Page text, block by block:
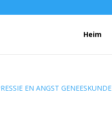
Heim
EN ANGST GENEESKUNDE